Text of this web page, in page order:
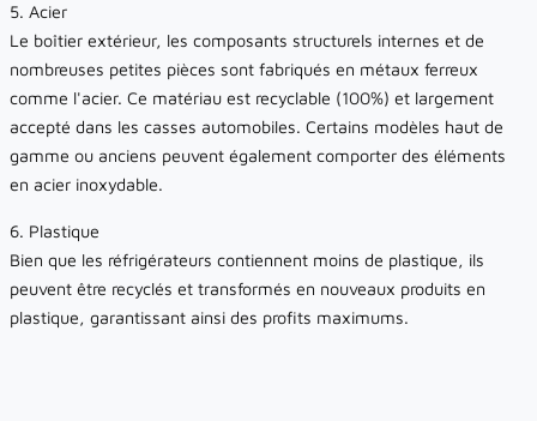
5. Acier
Le boîtier extérieur, les composants structurels internes et de
nombreuses petites pièces sont fabriqués en métaux ferreux
comme l'acier. Ce matériau est recyclable (100%) et largement
accepté dans les casses automobiles. Certains modèles haut de
gamme ou anciens peuvent également comporter des éléments
en acier inoxydable.
6. Plastique
Bien que les réfrigérateurs contiennent moins de plastique, ils
peuvent être recyclés et transformés en nouveaux produits en
plastique, garantissant ainsi des profits maximums.